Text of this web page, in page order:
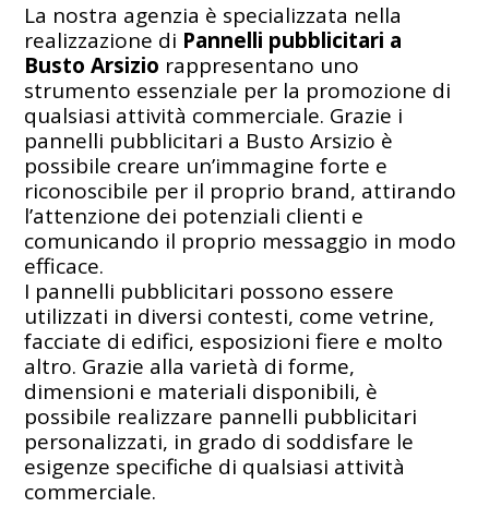
La nostra agenzia è specializzata nella
realizzazione di Pannelli pubblicitari a
Busto Arsizio rappresentano uno
strumento essenziale per la promozione di
qualsiasi attività commerciale. Grazie i
pannelli pubblicitari a Busto Arsizio è
possibile creare un’immagine forte e
riconoscibile per il proprio brand, attirando
l’attenzione dei potenziali clienti e
comunicando il proprio messaggio in modo
efficace.
I pannelli pubblicitari possono essere
utilizzati in diversi contesti, come vetrine,
facciate di edifici, esposizioni fiere e molto
altro. Grazie alla varietà di forme,
dimensioni e materiali disponibili, è
possibile realizzare pannelli pubblicitari
personalizzati, in grado di soddisfare le
esigenze specifiche di qualsiasi attività
commerciale.